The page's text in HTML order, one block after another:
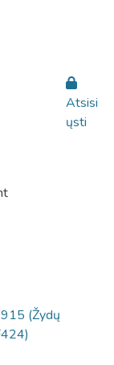
Atsisi
ųsti
(Žydų